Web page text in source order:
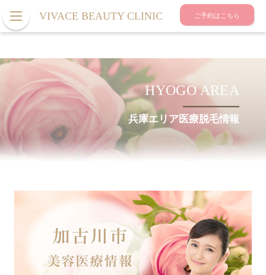
VIVACE BEAUTY CLINIC ご予約はこちら
HYOGO AREA
兵庫エリア医療脱毛情報